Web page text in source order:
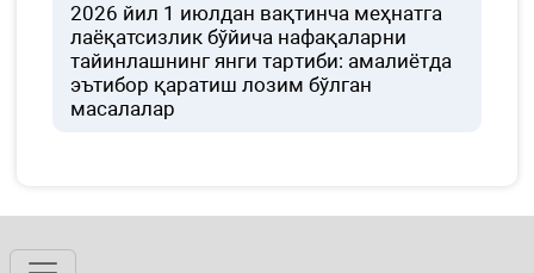
2026 йил 1 июлдан вақтинча меҳнатга
лаёқатсизлик бўйича нафақаларни
тайинлашнинг янги тартиби: амалиётда
эътибор қаратиш лозим бўлган
масалалар